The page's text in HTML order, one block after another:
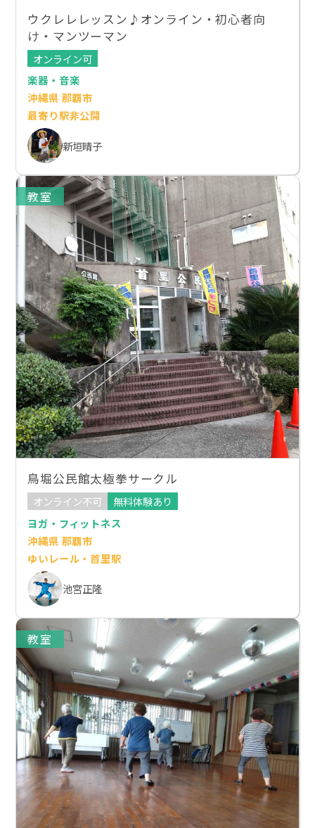
ウクレレレッスン♪オンライン・初心者向
け・マンツーマン
オンライン可
楽器・音楽
沖縄県 那覇市
最寄り駅非公開
新垣晴子
教室
鳥堀公民館太極拳サークル
オンライン不可
無料体験あり
ヨガ・フィットネス
沖縄県 那覇市
ゆいレール・首里駅
池宮正隆
教室